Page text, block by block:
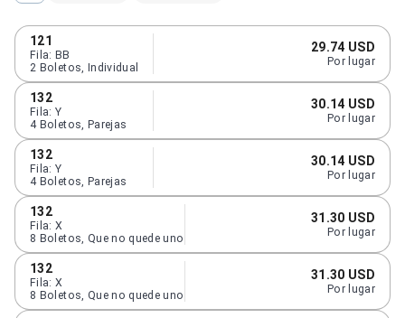
121
Fila:BB
2 Boletos Individual
29.74 USD
Por lugar
132
Fila:Y
4 Boletos Parejas
30.14 USD
Por lugar
132
Fila:Y
4 Boletos Parejas
30.14 USD
Por lugar
132
Fila:X
8 Boletos Que no quede uno
31.30 USD
Por lugar
132
Fila:X
8 Boletos Que no quede uno
31.30 USD
Por lugar